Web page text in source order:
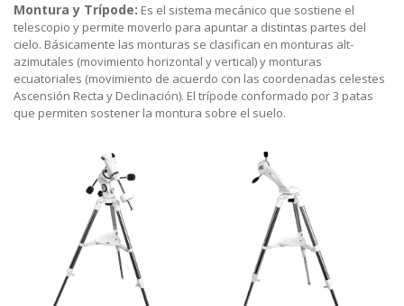
Montura y Trípode: Es el sistema mecánico que sostiene el
telescopio y permite moverlo para apuntar a distintas partes del
cielo. Básicamente las monturas se clasifican en monturas alt-
azimutales (movimiento horizontal y vertical) y monturas
ecuatoriales (movimiento de acuerdo con las coordenadas celestes
Ascensión Recta y Declinación). El trípode conformado por 3 patas
que permiten sostener la montura sobre el suelo.